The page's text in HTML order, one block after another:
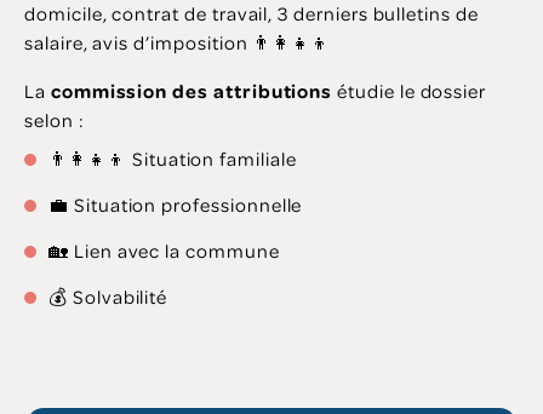
domicile, contrat de travail, 3 derniers bulletins de
salaire, avis d’imposition 👨‍👩‍👧‍👦
La commission des attributions étudie le dossier
selon :
👨‍👩‍👧‍👦 Situation familiale
💼 Situation professionnelle
🏡 Lien avec la commune
💰 Solvabilité